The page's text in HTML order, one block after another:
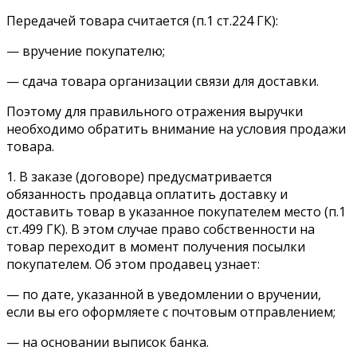
Передачей товара считается (п.1 ст.224 ГК):
— вручение покупателю;
— сдача товара организации связи для доставки.
Поэтому для правильного отражения выручки
необходимо обратить внимание на условия продажи
товара.
1. В заказе (договоре) предусматривается
обязанность продавца оплатить доставку и
доставить товар в указанное покупателем место (п.1
ст.499 ГК). В этом случае право собственности на
товар переходит в момент получения посылки
покупателем. Об этом продавец узнает:
— по дате, указанной в уведомлении о вручении,
если вы его оформляете с почтовым отправлением;
— на основании выписок банка.